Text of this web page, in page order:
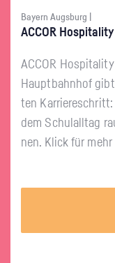
Bayern Augsburg |
ACCOR
ACCOR
Haupt­bahn­hof
ten
dem Schul­all­tag
nen. Klick für